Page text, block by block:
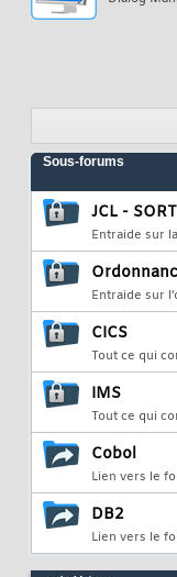
Sous-forums
JCL - SORT
Entraide sur
Entraide sur
CICS
Tout ce qui
IMS
Tout ce qui
Cobol
Lien vers le
DB2
Lien vers le